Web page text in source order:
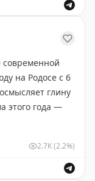
современной
на Родосе с 6
глину
этого года —
2.7K(2.2%)